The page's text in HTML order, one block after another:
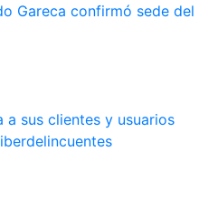
Gareca confirmó sede del
a sus clientes y usuarios